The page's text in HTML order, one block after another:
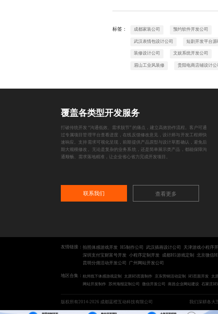
标签： 成都家装公司 预约软件开发公司
武汉表情包设计公司 短剧开发平台源
装修设计公司 文娱系统开发公司
眉山工业风装修 贵阳电商店铺设计公
覆盖各类型开发服务
打破传统开发 “沟通低效、需求脱节” 的痛点，建立高效协作流程。客户可通
过专属项目管理平台查看进度，在线反馈修改意见，设计师与开发工程师快
速响应。支持需求可视化呈现，前期提供产品原型与设计草图确认，避免后
期大规模修改。无论是复杂的业务系统，还是简单展示类产品，都能保障沟
通顺畅、需求落地精准，让企业省心省力完成开发项目。
联系我们 查看更多
友情链接： 拍照体感游戏开发 H5制作公司 武汉插画设计公司
天津游戏小程序
深圳支付宝财富号开发 小程序定制开发 成都H5游戏定制
北京微信
昆明分佣活动开发公司
广州网站开发公司
地区合集： 杭州线下体感游戏定制 太原H5页面制作 京东营销活动定制 H5页面开发
太
网站开发制作 苏州海报定制公司 微信开发公司 南昌企业网站建设 石家庄
版权所有2014-2026 成都蓝橙互动科技有限公司 我们深耕各大